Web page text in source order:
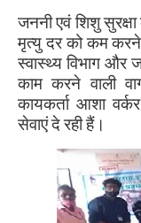
जननी एवं शिशु
मृत्यु दर को कम करने
स्वास्थ्य विभाग और
काम करने वाली
कायकर्ता आशा
सेवाएं दे रही हैं।